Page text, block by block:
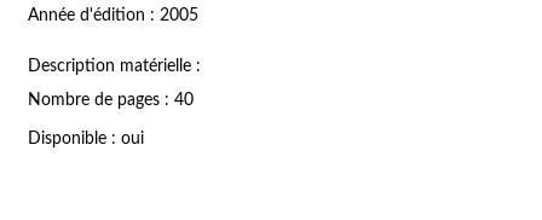
Année d'édition : 2005
Description matérielle :
Nombre de pages : 40
Disponible : oui